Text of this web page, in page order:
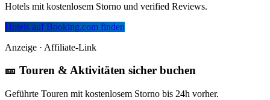
Hotels mit kostenlosem Storno und verified Reviews.
Hotels auf Booking.com finden
Anzeige · Affiliate-Link
🎫 Touren & Aktivitäten sicher buchen
Geführte Touren mit kostenlosem Storno bis 24h vorher.